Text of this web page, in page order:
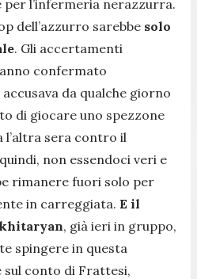
per l’infermeria nerazzurra.
dell’azzurro sarebbe solo
. Gli accertamenti
confermato
da qualche giorno
di giocare uno spezzone
l’altra sera contro il
non essendoci veri e
rimanere fuori solo per
in carreggiata. E il
, già ieri in gruppo,
spingere in questa
sul conto di Frattesi,